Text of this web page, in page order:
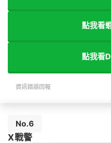
點我看
點我看
資訊錯誤回報
No.6
X戰警